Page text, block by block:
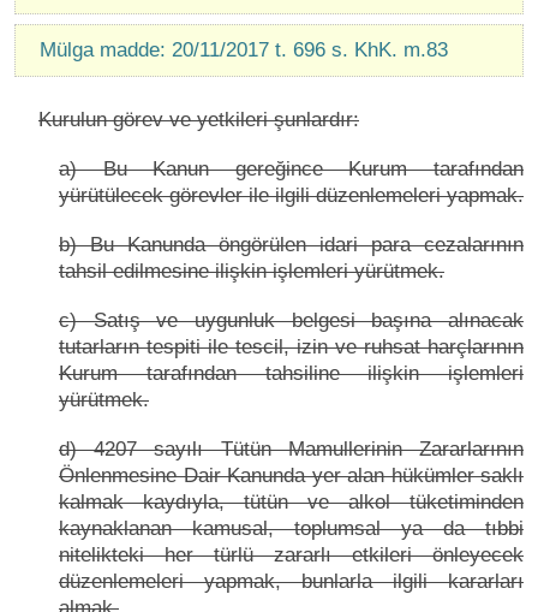
Mülga madde: 20/11/2017 t. 696 s. KhK. m.83
Kurulun görev ve yetkileri şunlardır:
a) Bu Kanun gereğince Kurum tarafından
yürütülecek görevler ile ilgili düzenlemeleri yapmak.
b) Bu Kanunda öngörülen idari para cezalarının
tahsil edilmesine ilişkin işlemleri yürütmek.
c) Satış ve uygunluk belgesi başına alınacak
tutarların tespiti ile tescil, izin ve ruhsat harçlarının
Kurum tarafından tahsiline ilişkin işlemleri
yürütmek.
d) 4207 sayılı Tütün Mamullerinin Zararlarının
Önlenmesine Dair Kanunda yer alan hükümler saklı
kalmak kaydıyla, tütün ve alkol tüketiminden
kaynaklanan kamusal, toplumsal ya da tıbbi
nitelikteki her türlü zararlı etkileri önleyecek
düzenlemeleri yapmak, bunlarla ilgili kararları